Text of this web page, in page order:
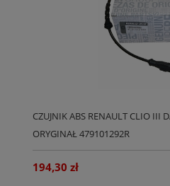
CZUJNIK ABS RENAULT CLIO III
ORYGINAŁ 479101292R
194,30 zł